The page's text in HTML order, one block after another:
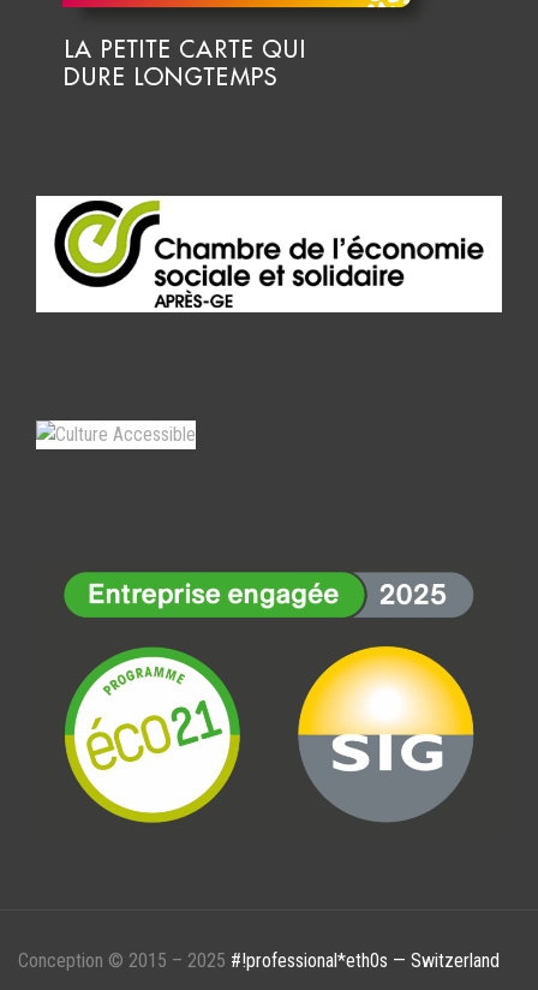
Conception © 2015 – 2025 #!professional*eth0s — Switzerland